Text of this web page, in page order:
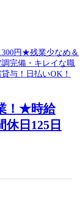
！★時給
日125日